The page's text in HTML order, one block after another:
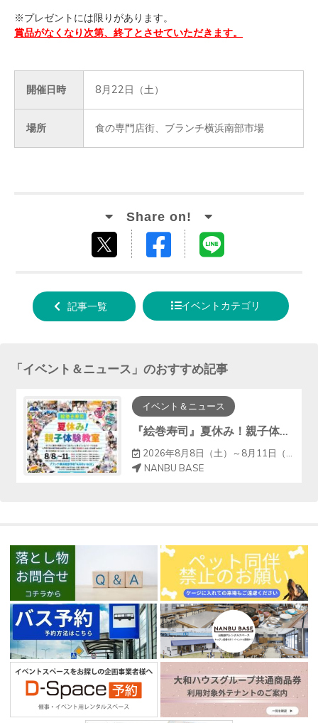
※プレゼントには限りがあります。
賞品がなくなり次第、終了とさせていただきます。
開催日時 8月22日（土）
場所 食の専門店街、ブランチ横浜南部市場
する
Facebook
る
記事一覧 イベントカテゴリ
「イベント＆ニュース 」のおすすめ記事
イベント＆ニュース
『絵巻寿司』夏休み！親子体験教室
2026年8月8日（土）～8月11日（火）
NANBU BASE